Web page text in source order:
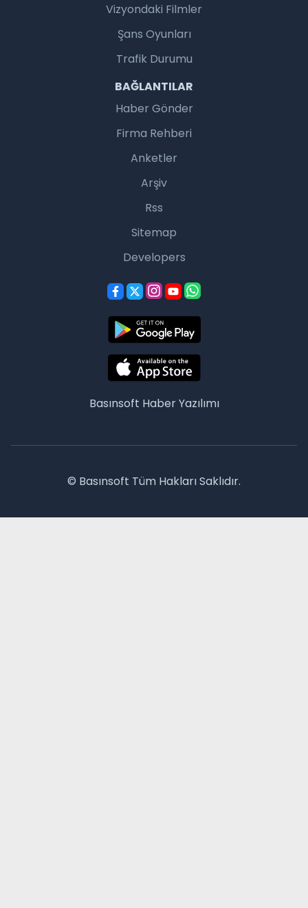
Vizyondaki Filmler
Şans Oyunları
Trafik Durumu
BAĞLANTILAR
Haber Gönder
Firma Rehberi
Anketler
Arşiv
Rss
Sitemap
Developers
Basınsoft Haber Yazılımı
© Basınsoft Tüm Hakları Saklıdır.